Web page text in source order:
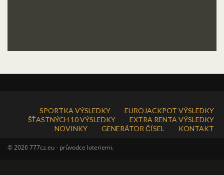
SPORTKA VÝSLEDKY
EUROJACKPOT VÝSLEDKY
ŠŤASTNÝCH 10 VÝSLEDKY
EXTRA RENTA VÝSLEDKY
NOVINKY
GENERÁTOR ČÍSEL KONTAKT
© 2026 777cz.eu - průvodce loteriemi.